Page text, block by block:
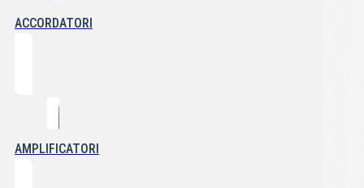
ACCORDATORI
AMPLIFICATORI